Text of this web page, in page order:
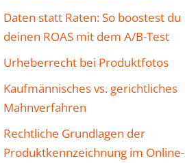
Daten statt Raten: So boostest du
deinen ROAS mit dem A/B-Test
Urheberrecht bei Produktfotos
Kaufmännisches vs. gerichtliches
Mahnverfahren
Rechtliche Grundlagen der
Produktkennzeichnung im Online-